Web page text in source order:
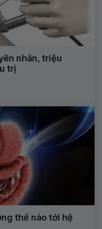
nhân, triệu
trị
thế nào tới hệ